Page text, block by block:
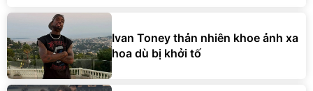
Ivan Toney thản nhiên khoe ảnh xa
hoa dù bị khởi tố